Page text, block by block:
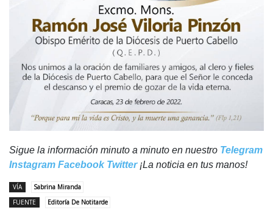
Sigue la información minuto a minuto en nuestro Telegram
Instagram Facebook Twitter¡La noticia en tus manos!
VÍA
Sabrina Miranda
FUENTE
Editoría De Notitarde